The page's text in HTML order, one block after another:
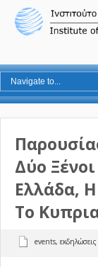
Δύο
Ελλάδα,
Το
events, εκδηλώσεις